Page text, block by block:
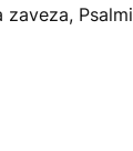
Psalmi